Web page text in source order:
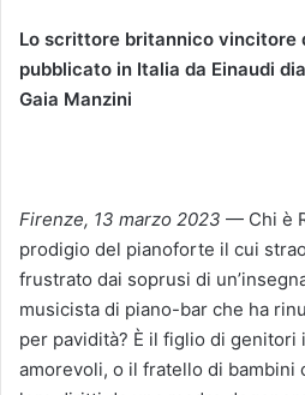
Lo scrittore britannico vincitore
pubblicato in Italia da Einaudi
Gaia Manzini
Firenze, 13 marzo 2023 — Chi è
prodigio del pianoforte il cui
frustrato dai soprusi di
musicista di piano-bar che ha
per pavidità? È il figlio di genitori
amorevoli, o il fratello di bambini